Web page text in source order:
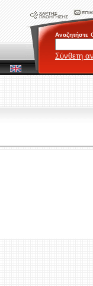
Αναζητήστε
Σύνθετη